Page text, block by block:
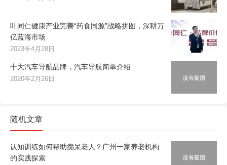
叶同仁健康产业完善“药食同源”战略拼图，深耕万
亿蓝海市场
2023年4月28日
十大汽车导航品牌，汽车导航简单介绍
2020年2月26日
随机文章
认知训练如何帮助痴呆老人？广州一家养老机构
的实践探索